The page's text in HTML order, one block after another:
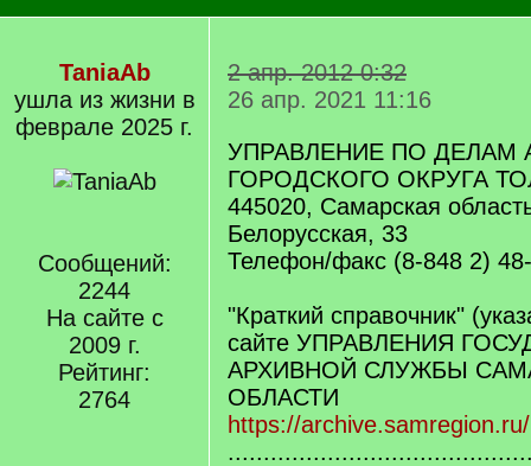
TaniaAb
ушла из жизни в
феврале 2025 г.
Сообщений:
2244
На сайте с
2009 г.
Рейтинг:
2764
2 апр. 2012 0:32
26 апр. 2021 11:16
УПРАВЛЕНИЕ ПО ДЕЛАМ
ГОРОДСКОГО ОКРУГА
445020, Самарская
Белорусская, 33
Телефон/факс (8-848 2)
"Краткий справочник"
сайте УПРАВЛЕНИЯ
АРХИВНОЙ СЛУЖБЫ
ОБЛАСТИ
https://